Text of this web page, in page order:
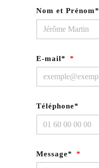
Nom et Prénom*
E-mail*
Téléphone*
Message*